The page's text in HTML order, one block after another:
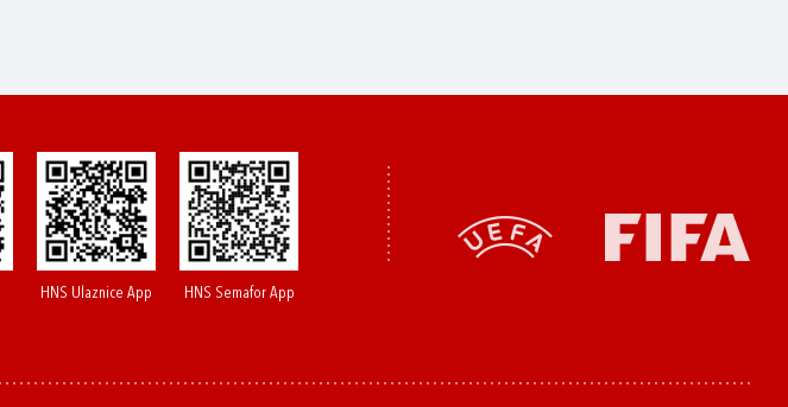
HNS Ulaznice App HNS Semafor App